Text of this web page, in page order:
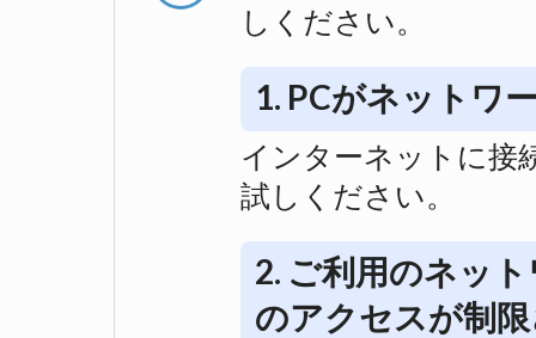
しください。
1. PCがネットワ
インターネットに接
試しください。
2. ご利用のネッ
のアクセスが制